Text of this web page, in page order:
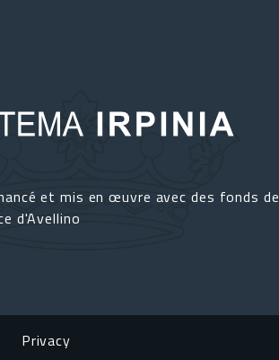
et mis en œuvre avec des fonds de
d'Avellino
Privacy